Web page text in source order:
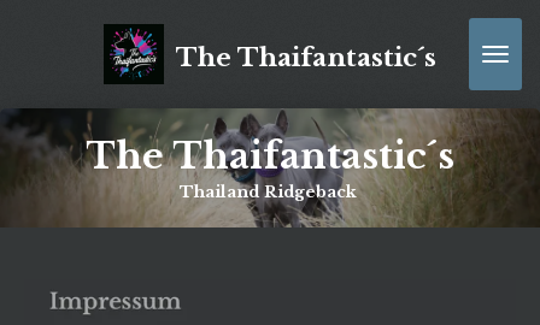
The Thaifantastic´s
The Thaifantastic´s
Thailand Ridgeback